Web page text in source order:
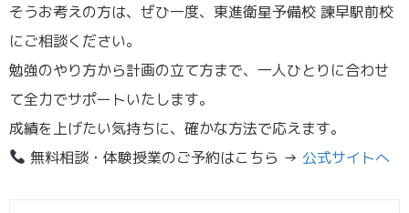
そうお考えの方は、ぜひ一度、東進衛星予備校 諫早駅前校
にご相談ください。
勉強のやり方から計画の立て方まで、一人ひとりに合わせ
て全力でサポートいたします。
成績を上げたい気持ちに、確かな方法で応えます。
無料相談・体験授業のご予約はこちら → 公式サイトへ